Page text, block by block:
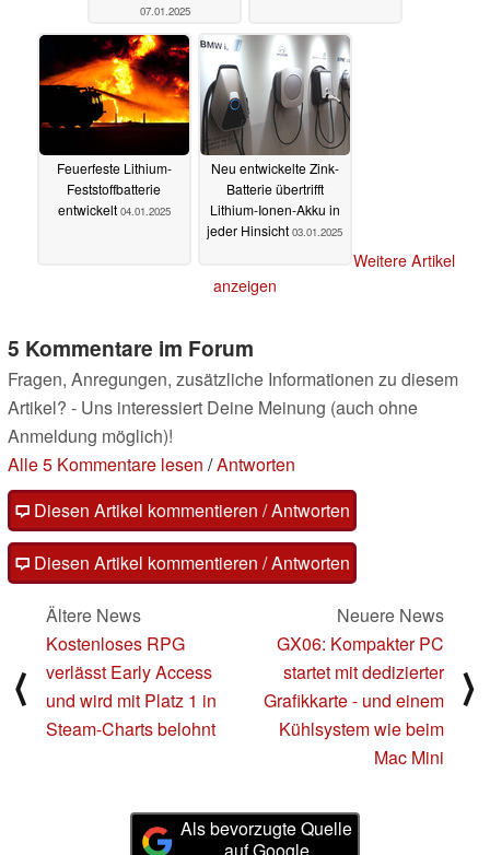
07.01.2025
Feuerfeste Lithium-
Feststoffbatterie
entwickelt 04.01.2025
Neu entwickelte Zink-
Batterie übertrifft
Lithium-Ionen-Akku in
jeder Hinsicht 03.01.2025
Weitere Artikel
anzeigen
5 Kommentare im Forum
Fragen, Anregungen, zusätzliche Informationen zu diesem
Artikel? - Uns interessiert Deine Meinung (auch ohne
Anmeldung möglich)!
Alle 5 Kommentare lesen /Antworten
Diesen Artikel kommentieren / Antworten
Diesen Artikel kommentieren / Antworten
⟨
Ältere News
Kostenloses RPG
verlässt Early Access
und wird mit Platz 1 in
Steam-Charts belohnt
Neuere News
GX06: Kompakter PC
startet mit dedizierter
Grafikkarte - und einem
Kühlsystem wie beim
Mac Mini
⟩
Als bevorzugte Quelle